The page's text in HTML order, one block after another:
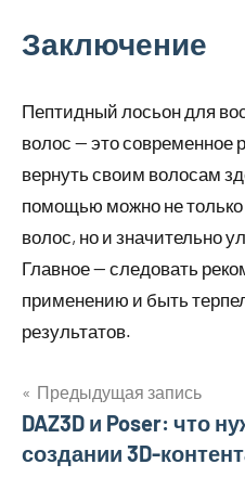
Заключение
Пептидный лосьон для
волос — это современное
вернуть своим волосам
помощью можно не
волос, но и значительно
Главное — следовать
применению и быть
результатов.
Навигация
по
Предыдущая запись
DAZ3D и Poser: что
создании 3D-